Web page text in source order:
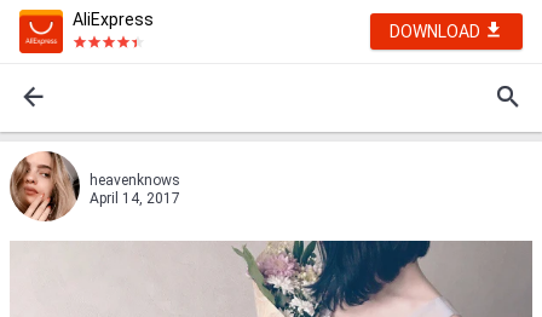
AliExpress
DOWNLOAD
heavenknows
April 14, 2017